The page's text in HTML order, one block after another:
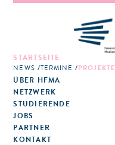
STARTSEITE
NEWS TERMINE PROJEKTE
ÜBER HFMA
NETZWERK
STUDIERENDE
JOBS
PARTNER
KONTAKT